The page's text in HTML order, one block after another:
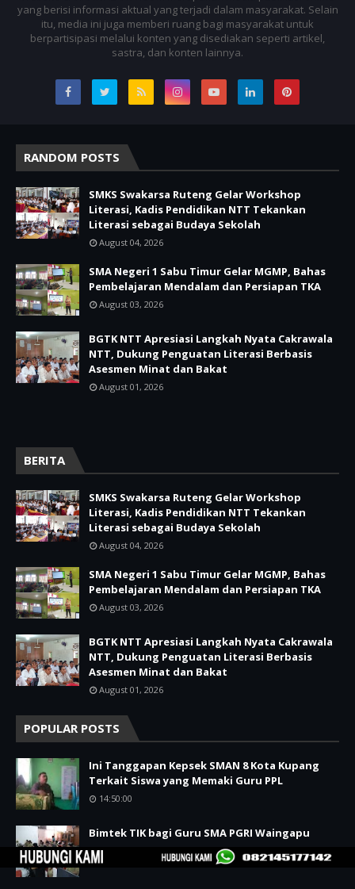
yang berisi informasi aktual yang terjadi dalam masyarakat. Selain
itu, media ini juga memberi ruang bagi masyarakat untuk
berpartisipasi melalui konten yang disediakan seperti artikel,
sastra, dan konten lainnya.
RANDOM POSTS
SMKS Swakarsa Ruteng Gelar Workshop
Literasi, Kadis Pendidikan NTT Tekankan
Literasi sebagai Budaya Sekolah
August 04, 2026
SMA Negeri 1 Sabu Timur Gelar MGMP, Bahas
Pembelajaran Mendalam dan Persiapan TKA
August 03, 2026
BGTK NTT Apresiasi Langkah Nyata Cakrawala
NTT, Dukung Penguatan Literasi Berbasis
Asesmen Minat dan Bakat
August 01, 2026
BERITA
SMKS Swakarsa Ruteng Gelar Workshop
Literasi, Kadis Pendidikan NTT Tekankan
Literasi sebagai Budaya Sekolah
August 04, 2026
SMA Negeri 1 Sabu Timur Gelar MGMP, Bahas
Pembelajaran Mendalam dan Persiapan TKA
August 03, 2026
BGTK NTT Apresiasi Langkah Nyata Cakrawala
NTT, Dukung Penguatan Literasi Berbasis
Asesmen Minat dan Bakat
August 01, 2026
POPULAR POSTS
Ini Tanggapan Kepsek SMAN 8 Kota Kupang
Terkait Siswa yang Memaki Guru PPL
14:50:00
Bimtek TIK bagi Guru SMA PGRI Waingapu
12:12:00